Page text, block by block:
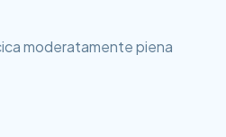
moderatamente piena